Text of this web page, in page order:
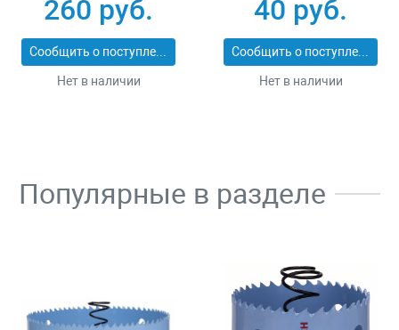
260 руб.
Сообщить о поступлении
Нет в наличии
40 руб.
Сообщить о поступлении
Нет в наличии
Популярные в разделе